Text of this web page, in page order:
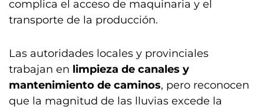
complica el acceso de maquinaria y el
transporte de la producción.
Las autoridades locales y provinciales
trabajan en limpieza de canales y
mantenimiento de caminos, pero reconocen
que la magnitud de las lluvias excede la